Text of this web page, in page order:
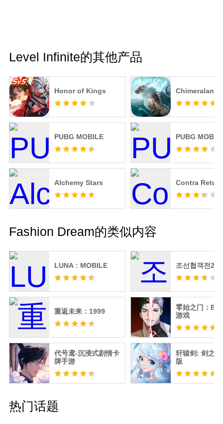
Level Infinite的其他产品
Honor of Kings Chimeraland
PUBG MOBILE PUBG
Alchemy Stars Contra
Fashion Dream的类似内容
LUNA : MOBILE 조선협객전2M
重返未来：1999
零始之门：BL
游戏
代号鸢-沉浸式剧情卡
牌手游
轩辕剑: 剑之
版
热门话题